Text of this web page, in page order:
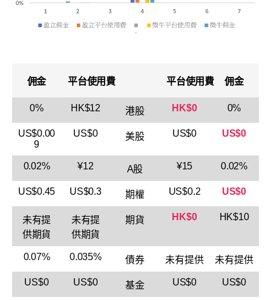
佣金 平台使用費 平台使用費 佣金
0% HK$12 港股 HK$0 0%
US$0.00
9
US$0 美股 US$0 US$0
0.02% ¥12 A股 ¥15 0.02%
US$0.45 US$0.3 期權 US$0.2 US$0
未有提
供期貨
未有提
供期貨
期貨 HK$0 HK$10
0.07% 0.035% 債券 未有提供 未有提供
US$0 US$0 基金 US$0 US$0